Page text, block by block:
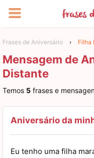
Frases de Aniversário › Filha
Mensagem de
Distante
Temos 5 frases e
Aniversário da
Eu tenho uma filha